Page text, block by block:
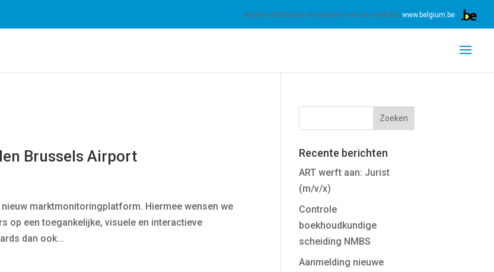
Andere informatie en diensten van de overheid:www.belgium.be
Brussels Airport
marktmonitoringplatform. Hiermee wensen we
op een toegankelijke, visuele en interactieve
dan ook...
Recente berichten
ART werft aan: Jurist
(m/v/x)
Controle
boekhoudkundige
scheiding NMBS
Aanmelding nieuwe
te maken van onze diensten, gaat u akkoord met ons gebruik van cookies. Meer informatie OK